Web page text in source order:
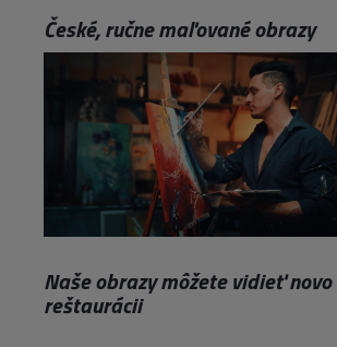
České, ručne maľované obrazy
Naše obrazy môžete vidieť novo
reštaurácii